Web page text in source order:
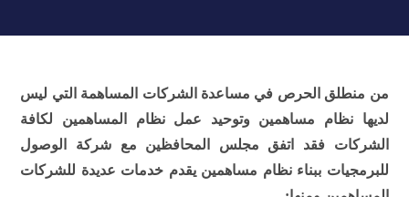
من منطلق الحرص في مساعدة الشركات المساهمة التي ليس
لديها نظام مساهمين وتوحيد عمل نظام المساهمين لكافة
الشركات فقد اتفق مجلس المحافظين مع شركة الوصول
للبرمجيات ببناء نظام مساهمين يقدم خدمات عديدة للشركات